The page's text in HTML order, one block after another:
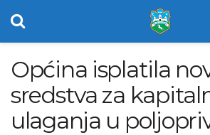
Općina isplatila
sredstva za
ulaganja u